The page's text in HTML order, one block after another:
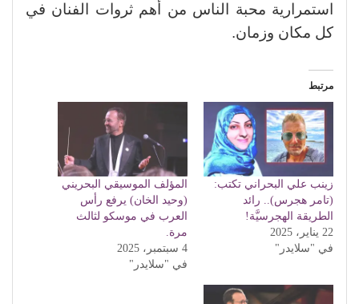
استمرارية محبة الناس من أهم ثروات الفنان في
كل مكان وزمان.
مرتبط
زينب علي البحراني تكتب:
(تامر هجرس).. رائد
الطريقة الهجرسيَّة!
22 يناير، 2025
في "سلايدر"
المؤلف الموسيقي البحريني
(وحيد الخان) يرفع رأس
العرب في موسكو لثالث
مرة.
4 سبتمبر، 2025
في "سلايدر"